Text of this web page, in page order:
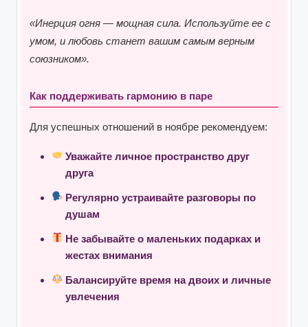
«Инерция огня — мощная сила. Используйте ее с
умом, и любовь станет вашим самым верным
союзником».
Как поддерживать гармонию в паре
Для успешных отношений в ноябре рекомендуем:
Уважайте личное пространство друг
друга
Регулярно устраивайте разговоры по
душам
Не забывайте о маленьких подарках и
жестах внимания
Балансируйте время на двоих и личные
увлечения